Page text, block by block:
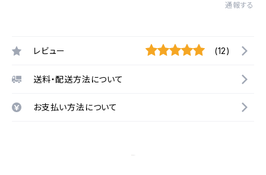
通報する
レビュー (12)
送料・配送方法について
お支払い方法について